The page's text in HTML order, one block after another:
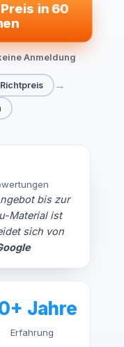
in 60
Anmeldung
→
bis zur
Material ist
sich von
Jahre
Erfahrung